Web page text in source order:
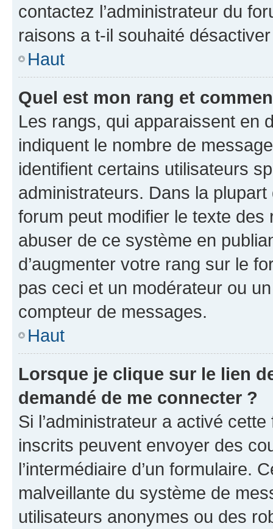
contactez l’administrateur du
raisons a t-il souhaité
Haut
Quel est mon rang et
Les rangs, qui apparaissent en
indiquent le nombre de
identifient certains utilisateurs
administrateurs. Dans la
forum peut modifier le texte
abuser de ce système en
d’augmenter votre rang sur le
pas ceci et un modérateur ou
compteur de messages.
Haut
Lorsque je clique sur le lien
demandé de me connecter ?
Si l’administrateur a activé
inscrits peuvent envoyer des
l’intermédiaire d’un formulaire.
malveillante du système de
utilisateurs anonymes ou des